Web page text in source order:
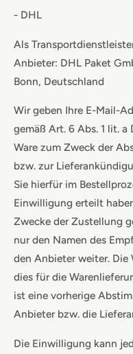
- DHL
Als
Anbieter: DHL Paket
Bonn, Deutschland
Wir geben Ihre E-Mail-
gemäß Art. 6 Abs. 1 lit.
Ware zum Zweck der
bzw. zur
Sie hierfür im
Einwilligung erteilt
Zwecke der Zustellung
nur den Namen des
den Anbieter weiter.
dies für die
ist eine vorherige
Anbieter bzw. die
Die Einwilligung kann